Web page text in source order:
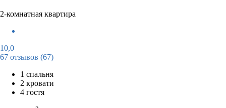
2-комнатная квартира
10,0
67 отзывов (67)
1 спальня
2 кровати
4 гостя